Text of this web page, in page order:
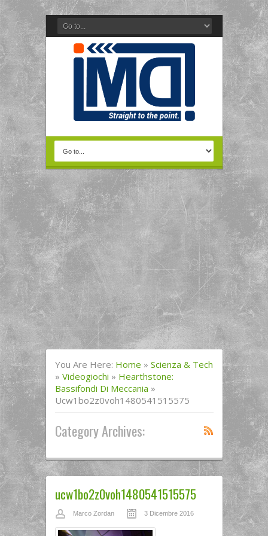
You Are Here: Home » Scienza & Tech
» Videogiochi » Hearthstone:
Bassifondi Di Meccania »
Ucw1bo2z0voh1480541515575
Category Archives:
ucw1bo2z0voh1480541515575
Marco Zordan 3 Dicembre 2016